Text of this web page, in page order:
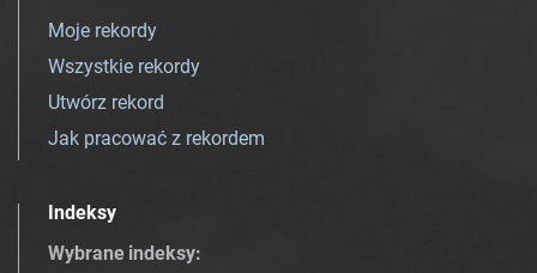
Moje rekordy
Wszystkie rekordy
Utwórz rekord
Jak pracować z rekordem
Indeksy
Wybrane indeksy: